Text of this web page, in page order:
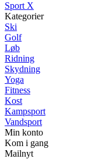
Sport X
Kategorier
Ski
Golf
Løb
Ridning
Skydning
Yoga
Fitness
Kost
Kampsport
Vandsport
Min konto
Kom i gang
Mailnyt